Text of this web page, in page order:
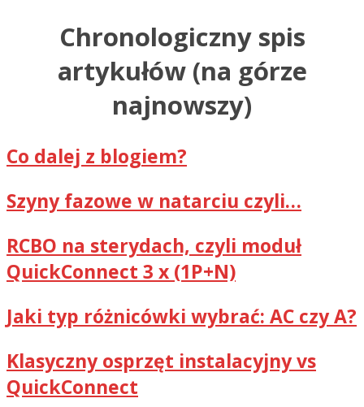
Chronologiczny spis
artykułów (na górze
najnowszy)
Co dalej z blogiem?
Szyny fazowe w natarciu czyli…
RCBO na sterydach, czyli moduł
QuickConnect 3 x (1P+N)
Jaki typ różnicówki wybrać: AC czy A?
Klasyczny osprzęt instalacyjny vs
QuickConnect